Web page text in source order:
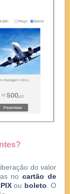
do valor
nocartão de
PIXou boleto . O